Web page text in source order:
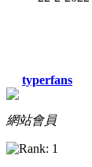
typerfans
網站會員